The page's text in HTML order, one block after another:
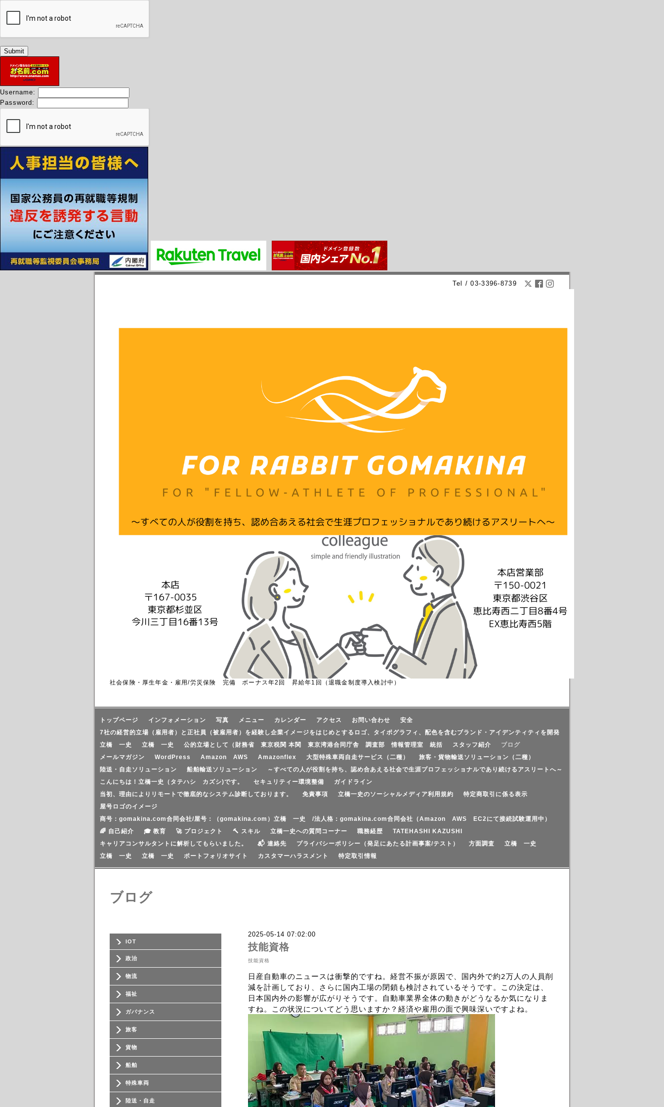
Username:
Password:
Tel / 03-3396-8739
社会保険・厚生年金・雇用/労災保険 完備 ボーナス年2回 昇給年1回（退職金制度導入検討中）
トップページ インフォメーション 写真 メニュー カレンダー アクセス お問い合わせ
安全
7社の経営的立場（雇用者）と正社員（被雇用者）を経験し企業イメージをはじめとするロゴ、タイポグラフィ、配色を含むブランド・アイデンティティを開発
立橋 一史
立橋 一史 公的立場として（財務省 東京税関 本関 東京湾港合同庁舎 調査部 情報管理室 統括 スタッフ紹介
ブログ
メールマガジン
WordPress Amazon AWS Amazonflex 大型特殊車両自走サービス（二種）
旅客・貨物輸送ソリューション（二種）
陸送・自走ソリューション
船舶輸送ソリューション
～すべての人が役割を持ち、認め合あえる社会で生涯プロフェッショナルであり続けるアスリートへ～
こんにちは！立橋一史（タテハシ カズシ)です。
セキュリティー環境整備
ガイドライン
当初、理由によりリモートで徹底的なシステム診断しております。
免責事項 立橋一史のソーシャルメディア利用規約
特定商取引に係る表示
屋号ロゴのイメージ
商号：gomakina.com合同会社/屋号：（gomakina.com）立橋 一史 /法人格：gomakina.com合同会社（Amazon AWS EC2にて接続試験運用中）
🌈 自己紹介
🎓 教育 🚀 プロジェクト 🔨 スキル 立橋一史への質問コーナー 職務経歴
TATEHASHI KAZUSHI
キャリアコンサルタントに解析してもらいました。
📬 連絡先 プライバシーポリシー（発足にあたる計画事案/テスト） 方面調査
立橋 一史
立橋 一史
立橋 一史 ポートフォリオサイト カスタマーハラスメント 特定取引情報
IOT
政治
物流
福祉
ガバナンス
旅客
貨物
船舶
特殊車両
陸送・自走
ブログ
2025-05-14 07:02:00
技能資格
技能資格
日産自動車のニュースは衝撃的ですね。経営不振が原因で、国内外で約2万人の人員削
減を計画しており、さらに国内工場の閉鎖も検討されているそうです。この決定は、
日本国内外の影響が広がりそうです。自動車業界全体の動きがどうなるか気になりま
すね。この状況についてどう思いますか？経済や雇用の面で興味深いですよね。